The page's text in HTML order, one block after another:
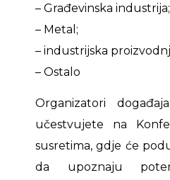
– Građevinska industrija;
– Metal;
– industrijska
– Ostalo
Organizatori
učestvujete na
susretima, gdje će
da upoznaju